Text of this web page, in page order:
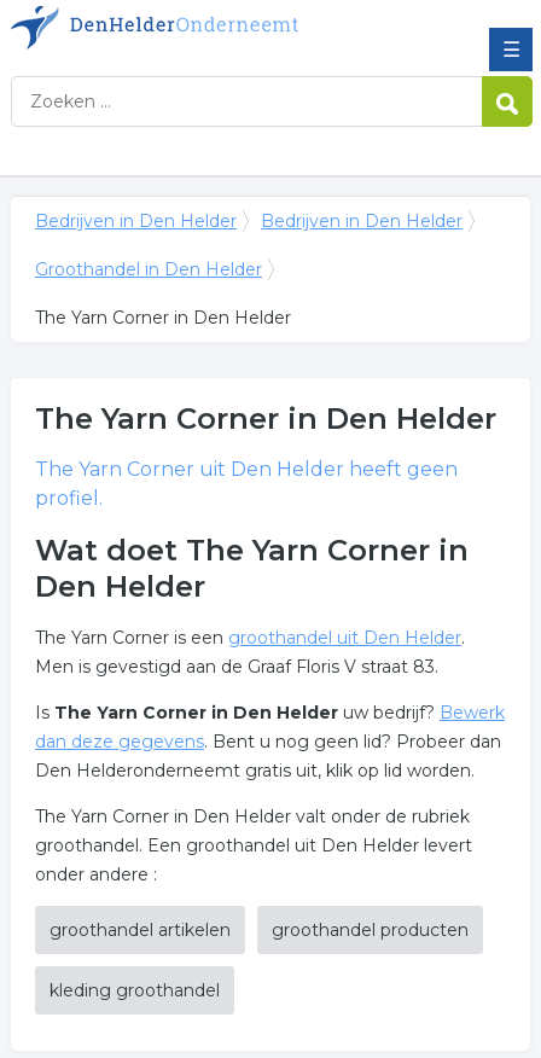
☰
Bedrijven in Den Helder Bedrijven in Den Helder
Groothandel in Den Helder
The Yarn Corner in Den Helder
The Yarn Cornerin Den Helder
The Yarn Corner uit Den Helder heeft geen
profiel.
Wat doet The Yarn Corner in
Den Helder
The Yarn Corner is een groothandel uit Den Helder.
Men is gevestigd aan de Graaf Floris V straat 83.
Is The Yarn Corner in Den Helderuw bedrijf? Bewerk
dan deze gegevens. Bent u nog geen lid? Probeer dan
Den Helderonderneemt gratis uit, klik op lid worden.
The Yarn Corner in Den Helder valt onder de rubriek
groothandel. Een groothandel uit Den Helder levert
onder andere :
groothandel artikelen groothandel producten
kleding groothandel